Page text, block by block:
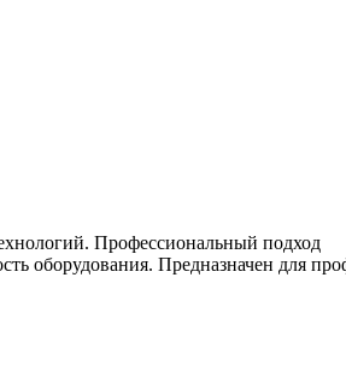
Профессиональный подход
оборудования. Предназначен для